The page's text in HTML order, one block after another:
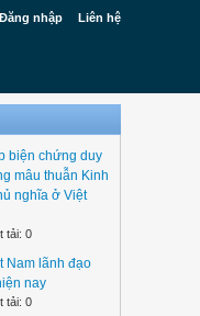
Đăng nhập Liên hệ
biện chứng duy
mâu thuẫn Kinh
nghĩa ở Việt
tải: 0
Nam lãnh đạo
nay
tải: 0